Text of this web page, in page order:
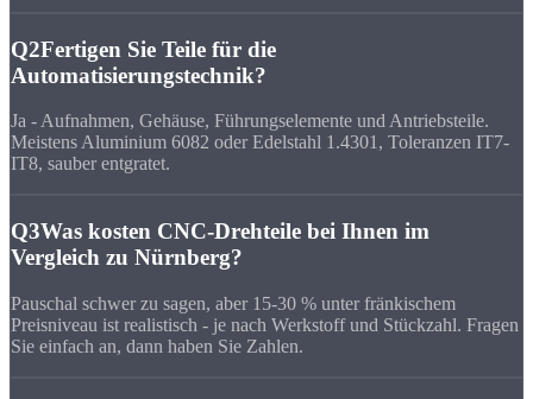
Q2Fertigen Sie Teile für die
Automatisierungstechnik?
Ja - Aufnahmen, Gehäuse, Führungselemente und Antriebsteile.
Meistens Aluminium 6082 oder Edelstahl 1.4301, Toleranzen IT7-
IT8, sauber entgratet.
Q3Was kosten CNC-Drehteile bei Ihnen im
Vergleich zu Nürnberg?
Pauschal schwer zu sagen, aber 15-30 % unter fränkischem
Preisniveau ist realistisch - je nach Werkstoff und Stückzahl. Fragen
Sie einfach an, dann haben Sie Zahlen.